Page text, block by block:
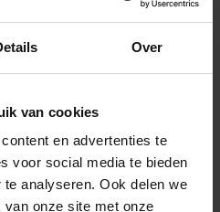
Over
van cookies
en advertenties te
voor social media te bieden
analyseren. Ook delen we
onze site met onze